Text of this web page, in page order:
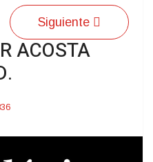
Siguiente
ACOSTA